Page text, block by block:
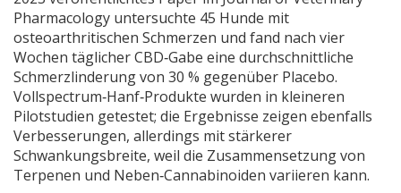
Pharmacology untersuchte 45 Hunde mit
osteoarthritischen Schmerzen und fand nach vier
Wochen täglicher CBD‑Gabe eine durchschnittliche
Schmerzlinderung von 30 % gegenüber Placebo.
Vollspectrum‑Hanf‑Produkte wurden in kleineren
Pilotstudien getestet; die Ergebnisse zeigen ebenfalls
Verbesserungen, allerdings mit stärkerer
Schwankungsbreite, weil die Zusammensetzung von
Terpenen und Neben‑Cannabinoiden variieren kann.